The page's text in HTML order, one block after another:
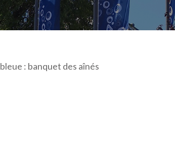
: banquet des aînés